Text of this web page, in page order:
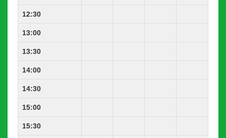
12:30
13:00
13:30
14:00
14:30
15:00
15:30